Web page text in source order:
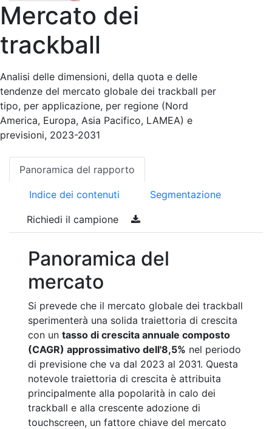
Mercato dei
trackball
Analisi delle dimensioni, della quota e delle
tendenze del mercato globale dei trackball per
tipo, per applicazione, per regione (Nord
America, Europa, Asia Pacifico, LAMEA) e
previsioni, 2023-2031
Panoramica del rapporto
Indice dei contenuti Segmentazione
Richiedi il campione
Panoramica del
mercato
Si prevede che il mercato globale dei trackball
sperimenterà una solida traiettoria di crescita
con un tasso di crescita annuale composto
(CAGR) approssimativo dell'8,5% nel periodo
di previsione che va dal 2023 al 2031. Questa
notevole traiettoria di crescita è attribuita
principalmente alla popolarità in calo dei
trackball e alla crescente adozione di
touchscreen, un fattore chiave del mercato